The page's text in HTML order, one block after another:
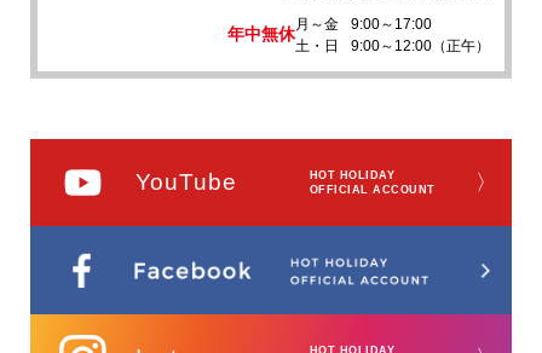
年中無休
月～金
9:00～17:00
土・日
9:00～12:00（正午）
YouTube
HOT HOLIDAY
OFFICIAL ACCOUNT
〉